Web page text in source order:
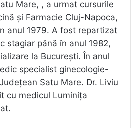
Mare, , a urmat cursurile
şi Farmacie Cluj-Napoca,
anul 1979. A fost repartizat
stagiar până în anul 1982,
la Bucureşti. În anul
specialist ginecologie-
Satu Mare. Dr. Liviu
cu medicul Luminiţa